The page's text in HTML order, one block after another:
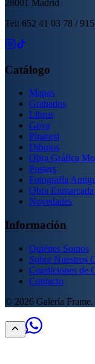
28001 Madrid
Tel: 652 41 03 78 /
Catálogo
Mapas
Grabados
Libros
Goya
Piranesi
Dibujos
Obra Gráfica
Posters
Fotografía
Obra
Novedades
Información
Quiénes Somos
Sobre Nuestros
Condiciones de
Contacto
© 2026 Galería Frame.